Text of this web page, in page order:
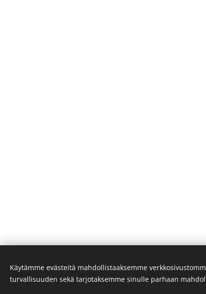
Käytämme evästeitä mahdollistaaksemme
turvallisuuden sekä tarjotaksemme sinulle parhaan